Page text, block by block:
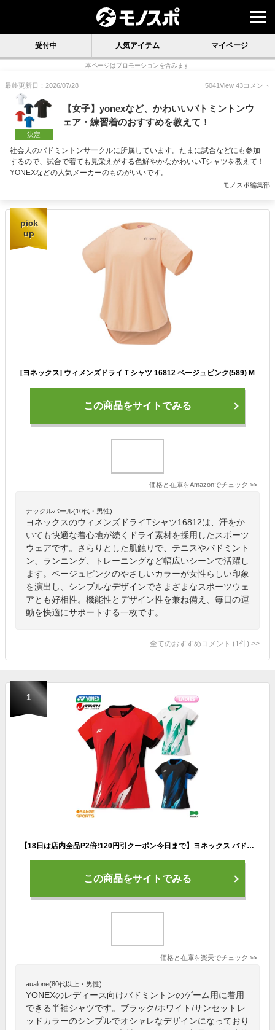
受付中 人気アイテム マイページ
本ページはプロモーションを含みます
最終更新日：2026/07/28 5041View 43コメント
決定
【女子】yonexなど、かわいいバトミントンウ
ェア・練習着のおすすめを教えて！
社会人のバドミントンサークルに所属しています。たまに試合などにも参加
するので、試合で着ても見栄えがする色鮮やかなかわいいTシャツを教えて！
YONEXなどの人気メーカーのものがいいです。
モノスポ編集部
pick
up
[ヨネックス] ウィメンズドライＴシャツ 16812 ベージュピンク(589) M
この商品をサイトでみる
価格と在庫をAmazonでチェック >>
ナックルバール(10代・男性)
ヨネックスのウィメンズドライTシャツ16812は、汗をか
いても快適な着心地が続くドライ素材を採用したスポーツ
ウェアです。さらりとした肌触りで、テニスやバドミント
ン、ランニング、トレーニングなど幅広いシーンで活躍し
ます。ベージュピンクのやさしいカラーが女性らしい印象
を演出し、シンプルなデザインでさまざまなスポーツウェ
アとも好相性。機能性とデザイン性を兼ね備え、毎日の運
動を快適にサポートする一枚です。
全てのおすすめコメント (1 件) >
1
【18日は店内全品P2倍!120円引クーポン今日まで】ヨネックス バドミントン レディース ゲームシャツ 20885 レディース 女性用 ゲームウェア ユニフォーム テニス ソフトテニス 日本バドミントン協会審査合格品
この商品をサイトでみる
価格と在庫を楽天でチェック >>
aualone(80代以上・男性)
YONEXのレディース向けバドミントンのゲーム用に着用
できる半袖シャツです。ブラック/ホワイト/サンセットレ
ッドカラーのシンプルでオシャレなデザインになっており